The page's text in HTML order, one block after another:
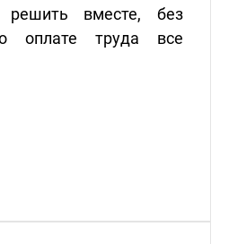
решить вместе, без
оплате труда все